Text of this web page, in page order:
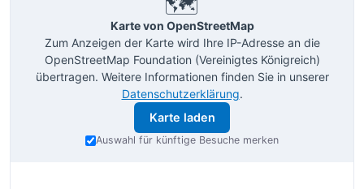
Karte von OpenStreetMap
Zum Anzeigen der Karte wird Ihre IP-Adresse an die
OpenStreetMap Foundation (Vereinigtes Königreich)
übertragen. Weitere Informationen finden Sie in unserer
Datenschutzerklärung.
Karte laden
Auswahl für künftige Besuche merken